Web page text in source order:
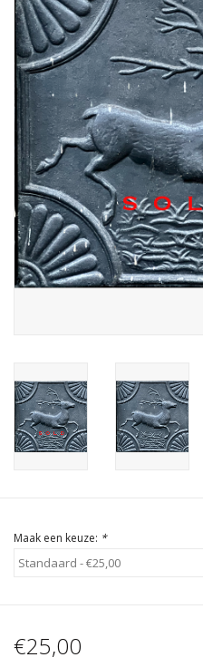
Antiquiteiten en Vintage
Objecten
Decoratieve Outdoor
Objecten
Vloeren - Steen, Terra Cotta
& Marmer
Outlet
Tevreden Klanten
AI-Ready Database
Login
Maak een keuze: *
€25,00